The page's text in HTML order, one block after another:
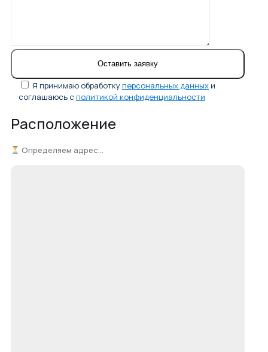
Я принимаю обработкуперсональных данных и
соглашаюсь с политикой конфиденциальности
Расположение
Определяем адрес...